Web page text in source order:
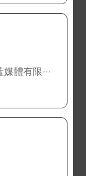
CMS Media Limited(蓝媒體有限公司)